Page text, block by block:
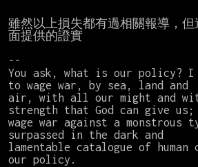
雖然以上損失都有過相關報導，
面提供的證實
--
You ask, what is our
to wage war, by sea, land and
air, with all our might and
strength that God can give
wage war against a monstrous
surpassed in the dark and
lamentable catalogue of
our policy.